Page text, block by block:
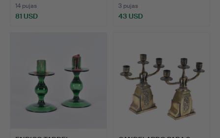
14 pujas
81 USD
3 pujas
43 USD